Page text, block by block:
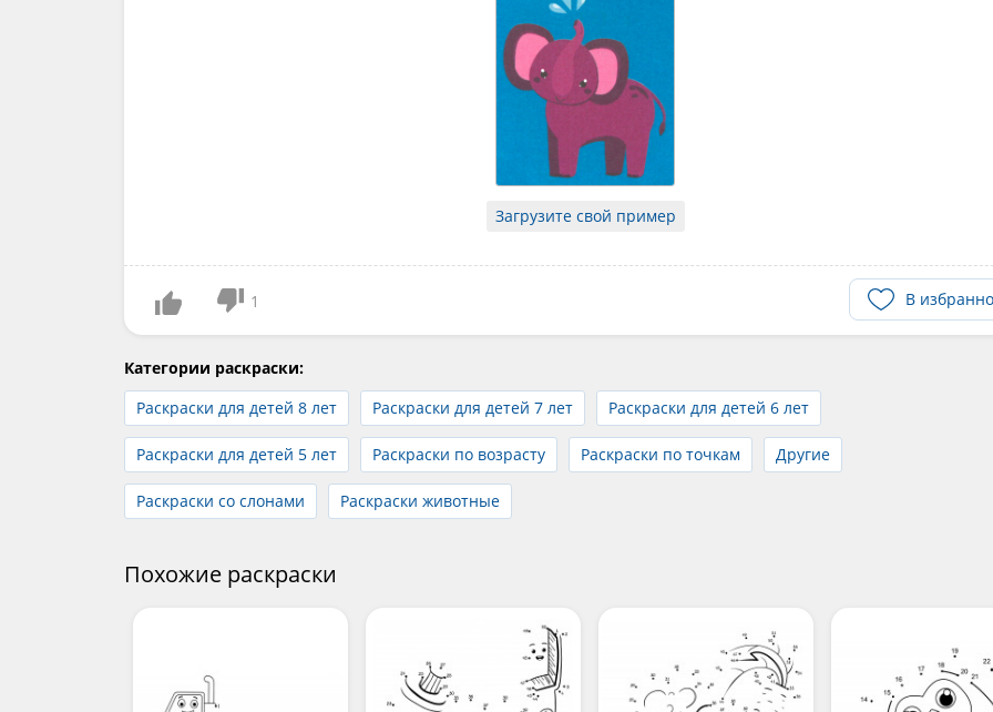
Загрузите свой пример
1 В
Категории раскраски:
Раскраски для детей 8 лет
Раскраски для детей 7 лет Раскраски для детей 6 лет
Раскраски для детей 5 лет Раскраски по возрасту Раскраски по точкам Другие
Раскраски со слонами Раскраски животные
Похожие раскраски